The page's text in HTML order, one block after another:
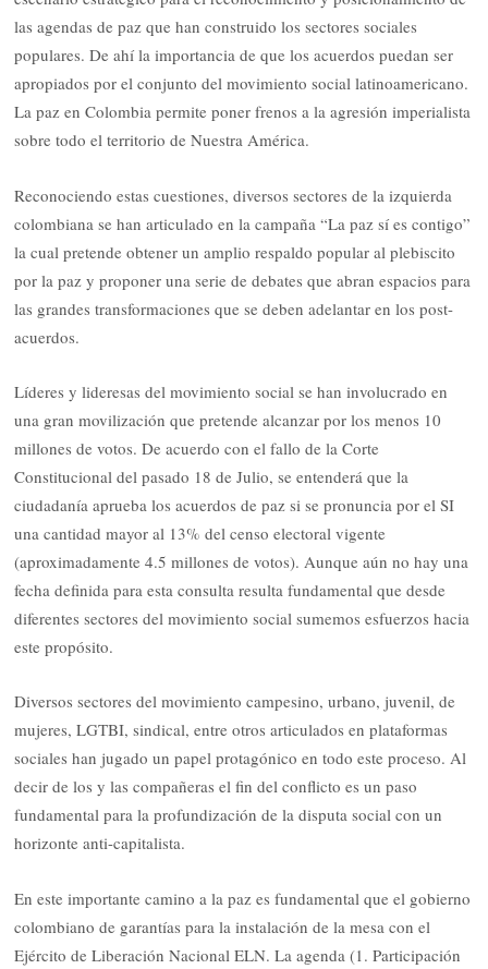
las agendas de paz que han construido los sectores sociales
populares. De ahí la importancia de que los acuerdos puedan ser
apropiados por el conjunto del movimiento social latinoamericano.
La paz en Colombia permite poner frenos a la agresión imperialista
sobre todo el territorio de Nuestra América.
Reconociendo estas cuestiones, diversos sectores de la izquierda
colombiana se han articulado en la campaña “La paz sí es contigo”
la cual pretende obtener un amplio respaldo popular al plebiscito
por la paz y proponer una serie de debates que abran espacios para
las grandes transformaciones que se deben adelantar en los post-
acuerdos.
Líderes y lideresas del movimiento social se han involucrado en
una gran movilización que pretende alcanzar por los menos 10
millones de votos. De acuerdo con el fallo de la Corte
Constitucional del pasado 18 de Julio, se entenderá que la
ciudadanía aprueba los acuerdos de paz si se pronuncia por el SI
una cantidad mayor al 13% del censo electoral vigente
(aproximadamente 4.5 millones de votos). Aunque aún no hay una
fecha definida para esta consulta resulta fundamental que desde
diferentes sectores del movimiento social sumemos esfuerzos hacia
este propósito.
Diversos sectores del movimiento campesino, urbano, juvenil, de
mujeres, LGTBI, sindical, entre otros articulados en plataformas
sociales han jugado un papel protagónico en todo este proceso. Al
decir de los y las compañeras el fin del conflicto es un paso
fundamental para la profundización de la disputa social con un
horizonte anti-capitalista.
En este importante camino a la paz es fundamental que el gobierno
colombiano de garantías para la instalación de la mesa con el
Ejército de Liberación Nacional ELN. La agenda (1. Participación